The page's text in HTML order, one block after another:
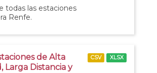
todas las estaciones
Renfe.
de Alta
Larga Distancia y
CSV XLSX